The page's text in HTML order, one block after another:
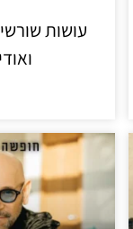
עושות